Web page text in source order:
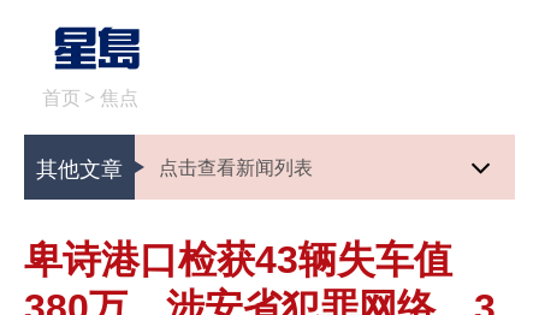
首页 > 焦点
其他文章 点击查看新闻列表
卑诗港口检获43辆失车值